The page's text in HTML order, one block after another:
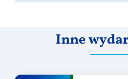
Inne